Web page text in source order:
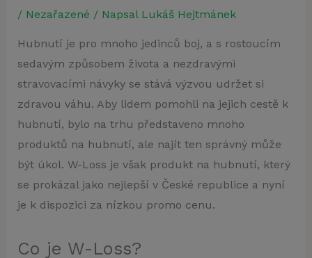
/ Nezařazené / Napsal Lukáš Hejtmánek
Hubnutí je pro mnoho jedinců boj, a s rostoucím
sedavým způsobem života a nezdravými
stravovacími návyky se stává výzvou udržet si
zdravou váhu. Aby lidem pomohli na jejich cestě k
hubnutí, bylo na trhu představeno mnoho
produktů na hubnutí, ale najít ten správný může
být úkol. W-Loss je však produkt na hubnutí, který
se prokázal jako nejlepší v České republice a nyní
je k dispozici za nízkou promo cenu.
Co je W-Loss?